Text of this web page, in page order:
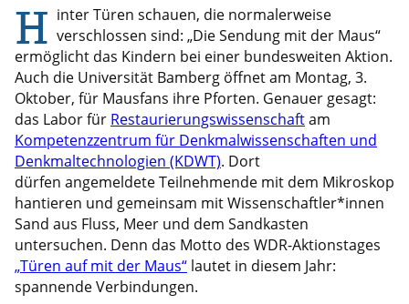
H inter Türen schauen, die normalerweise
verschlossen sind: „Die Sendung mit der Maus“
ermöglicht das Kindern bei einer bundesweiten Aktion.
Auch die Universität Bamberg öffnet am Montag, 3.
Oktober, für Mausfans ihre Pforten. Genauer gesagt:
das Labor für Restaurierungswissenschaftam
Kompetenzzentrum für Denkmalwissenschaften und
Denkmaltechnologien (KDWT). Dort
dürfen angemeldete Teilnehmende mit dem Mikroskop
hantieren und gemeinsam mit Wissenschaftler*innen
Sand aus Fluss, Meer und dem Sandkasten
untersuchen. Denn das Motto des WDR-Aktionstages
„Türen auf mit der Maus“lautet in diesem Jahr:
spannende Verbindungen.